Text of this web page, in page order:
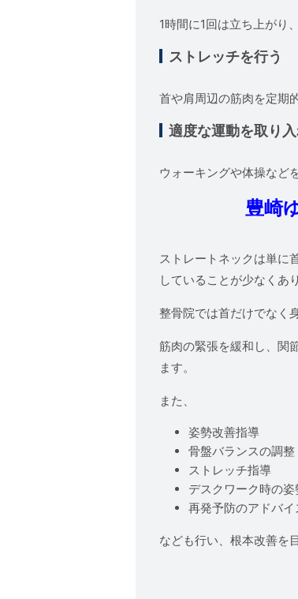
1時間に1回は立ち上がり
ストレッチを行う
首や肩周辺の筋肉を定期
適度な運動を取り
ウォーキングや体操など
豊崎
ストレートネックは単に
していることが少なくあ
整骨院では首だけでなく
筋肉の緊張を緩和し、関
ます。
また、
姿勢改善指導
骨盤バランスの調整
ストレッチ指導
デスクワーク時の
再発予防のアドバイ
なども行い、根本改善を